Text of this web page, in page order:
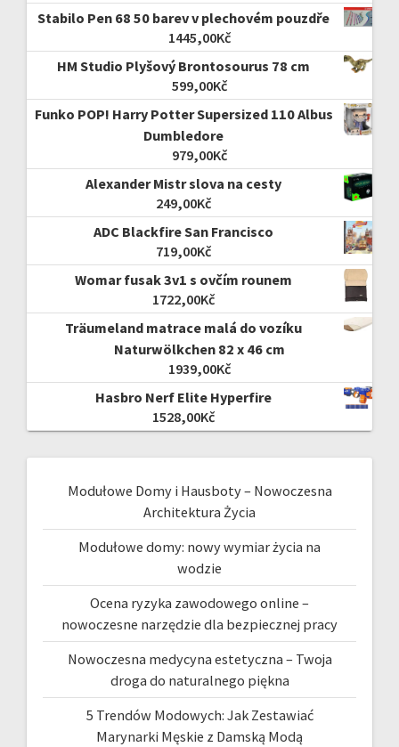
Stabilo Pen 68 50 barev v plechovém pouzdře
1445,00Kč
HM Studio Plyšový Brontosourus 78 cm
599,00Kč
Funko POP! Harry Potter Supersized 110 Albus
Dumbledore
979,00Kč
Alexander Mistr slova na cesty
249,00Kč
ADC Blackfire San Francisco
719,00Kč
Womar fusak 3v1 s ovčím rounem
1722,00Kč
Träumeland matrace malá do vozíku
Naturwölkchen 82 x 46 cm
1939,00Kč
Hasbro Nerf Elite Hyperfire
1528,00Kč
Modułowe Domy i Hausboty – Nowoczesna
Architektura Życia
Modułowe domy: nowy wymiar życia na
wodzie
Ocena ryzyka zawodowego online –
nowoczesne narzędzie dla bezpiecznej pracy
Nowoczesna medycyna estetyczna – Twoja
droga do naturalnego piękna
5 Trendów Modowych: Jak Zestawiać
Marynarki Męskie z Damską Modą